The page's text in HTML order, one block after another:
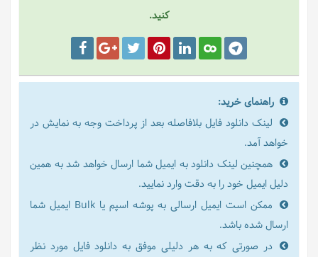
کنید.
راهنمای خرید:
لینک دانلود فایل بلافاصله بعد از پرداخت وجه به نمایش در
خواهد آمد.
همچنین لینک دانلود به ایمیل شما ارسال خواهد شد به همین
دلیل ایمیل خود را به دقت وارد نمایید.
ممکن است ایمیل ارسالی به پوشه اسپم یا Bulk ایمیل شما
ارسال شده باشد.
در صورتی که به هر دلیلی موفق به دانلود فایل مورد نظر